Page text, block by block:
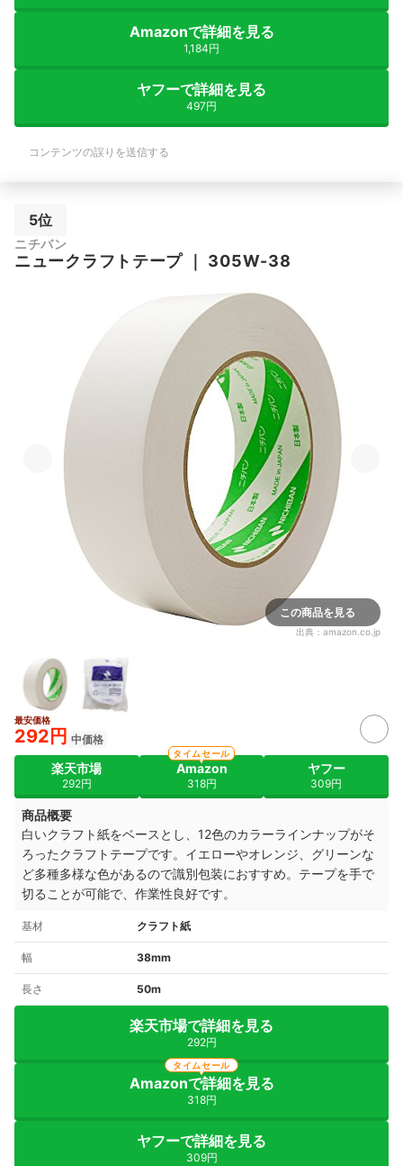
Amazonで詳細を見る
1,184円
ヤフーで詳細を見る
497円
コンテンツの誤りを送信する
5位
ニチバン
ニュークラフトテープ｜ 305W-38
この商品を見る
出典： amazon.co.jp
最安価格
292円 中価格
楽天市場
292円
Amazon
318円
タイムセール
ヤフー
309円
商品概要
白いクラフト紙をベースとし、12色のカラーラインナップがそ
ろったクラフトテープです。イエローやオレンジ、グリーンな
ど多種多様な色があるので識別包装におすすめ。テープを手で
切ることが可能で、作業性良好です。
基材 クラフト紙
幅 38mm
長さ 50m
楽天市場で詳細を見る
292円
Amazonで詳細を見る
318円
タイムセール
ヤフーで詳細を見る
309円